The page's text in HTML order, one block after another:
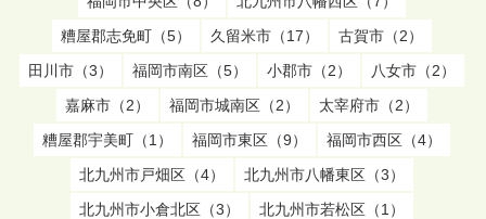
糟屋郡志免町（5）
久留米市（17）
古賀市（2）
田川市（3）
福岡市南区（5） 小郡市（2）
八女市（2）
嘉麻市（2）
福岡市城南区（2）
太宰府市（2）
糟屋郡宇美町（1）
福岡市東区（9）
福岡市西区（4）
北九州市戸畑区（4）
北九州市八幡東区（3）
北九州市小倉北区（3）
北九州市若松区（1）